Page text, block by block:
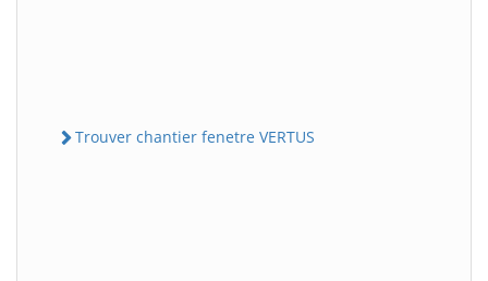
Trouver chantier fenetre VERTUS